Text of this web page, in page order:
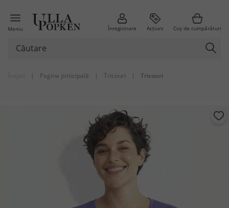
Meniu Înregistrare Acțiuni Coș de cumpărături
| Pagina principală | Tricouri | Tricouri